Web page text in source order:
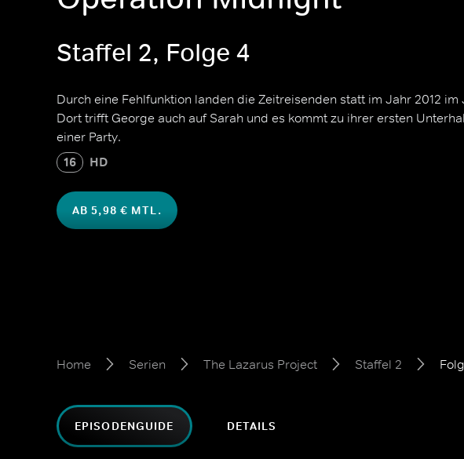
Staffel 2, Folge 4
Durch eine Fehlfunktion landen die Zeitreisenden statt im Jahr 2012 im
Dort trifft George auch auf Sarah und es kommt zu ihrer ersten
einer Party.
16 HD
AB 5,98 € MTL.
Home Serien The Lazarus Project Staffel 2
EPISODENGUIDE DETAILS